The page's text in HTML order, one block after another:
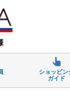
ショッピン
ガイド